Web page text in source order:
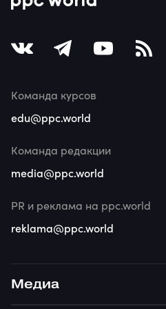
Медиа
Команда курсов
edu@ppc.world
Команда редакции
media@ppc.world
PR и реклама на ppc.world
reklama@ppc.world